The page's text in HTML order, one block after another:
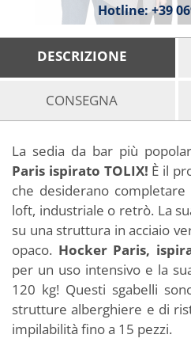
Hotline:+39
DESCRIZIONE
CONSEGNA
La sedia da bar più
Paris ispirato TOLIX! È il
che desiderano
loft, industriale o retrò. La
su una struttura in acciaio
opaco. Hocker Paris,
per un uso intensivo e la
120 kg! Questi sgabelli
strutture alberghiere e di
impilabilità fino a 15 pezzi.